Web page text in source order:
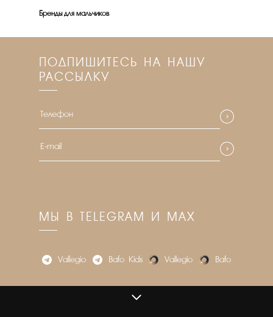
Бренды для мальчиков
ПОДПИШИТЕСЬ НА НАШУ
РАССЫЛКУ
МЫ В TELEGRAM И MAX
Vallegio Bafo_Kids Vallegio Bafo
VALLEGIO.RU